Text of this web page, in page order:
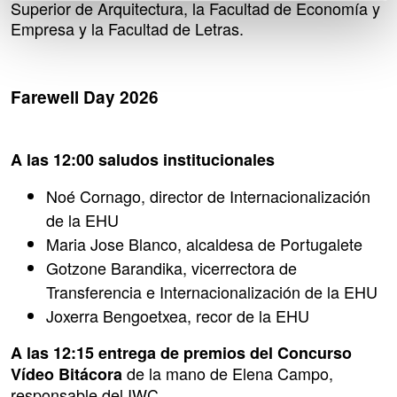
Superior de Arquitectura, la Facultad de Economía y
Empresa y la Facultad de Letras.
Farewell Day 2026
A las 12:00 saludos institucionales
Noé Cornago, director de Internacionalización
de la EHU
Maria Jose Blanco, alcaldesa de Portugalete
Gotzone Barandika, vicerrectora de
Transferencia e Internacionalización de la EHU
Joxerra Bengoetxea, recor de la EHU
A las 12:15 entrega de premios del Concurso
Vídeo Bitácorade la mano de Elena Campo,